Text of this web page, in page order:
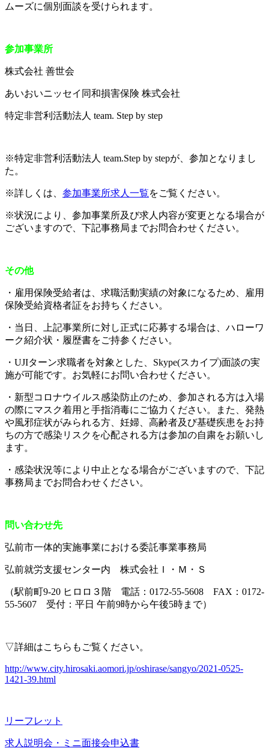
ムーズに個別面談を受けられます。
参加事業所
株式会社 善世会
あいおいニッセイ同和損害保険 株式会社
特定非営利活動法人 team. Step by step
※特定非営利活動法人 team.Step by stepが、参加となりまし
た。
※詳しくは、 参加事業所求人一覧をご覧ください。
※状況により、参加事業所及び求人内容が変更となる場合が
ございますので、下記事務局までお問合わせください。
その他
・雇用保険受給者は、求職活動実績の対象になるため、雇用
保険受給資格者証をお持ちください。
・当日、上記事業所に対し正式に応募する場合は、ハローワ
ーク紹介状・履歴書をご持参ください。
・UJIターン求職者を対象とした、Skype(スカイプ)面談の実
施が可能です。お気軽にお問い合わせください。
・新型コロナウイルス感染防止のため、参加される方は入場
の際にマスク着用と手指消毒にご協力ください。また、発熱
や風邪症状がみられる方、妊婦、高齢者及び基礎疾患をお持
ちの方で感染リスクを心配される方は参加の自粛をお願いし
ます。
・感染状況等により中止となる場合がございますので、下記
事務局までお問合わせください。
問い合わせ先
弘前市一体的実施事業における委託事業事務局
弘前就労支援センター内 株式会社Ｉ・Ｍ・Ｓ
（駅前町9-20 ヒロロ３階 電話：0172-55-5608 FAX：0172-
55-5607 受付：平日 午前9時から午後5時まで）
▽詳細はこちらもご覧ください。
http://www.city.hirosaki.aomori.jp/oshirase/sangyo/2021-0525-
1421-39.html
リーフレット
求人説明会・ミニ面接会申込書